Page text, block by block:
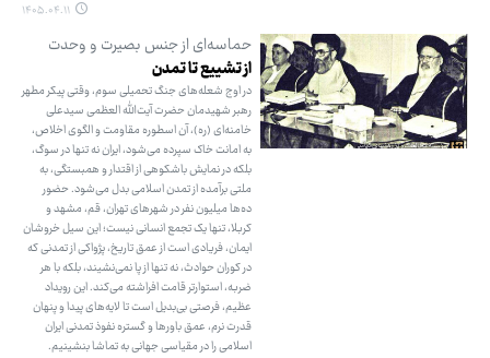
۱۴۰۵.۰۴.۱۱
حماسه‌ای از جنس بصیرت و وحدت
از تشییع تا تمدن
در اوج شعله‌های جنگ تحمیلی سوم، وقتی پیکر مطهر
رهبر شهیدمان حضرت آیت‌الله العظمی سیدعلی
خامنه‌ای (ره)، آن اسطوره مقاومت و الگوی اخلاص،
به امانت خاک سپرده می‌شود، ایران نه تنها در سوگ،
بلکه در نمایش باشکوهی از اقتدار و همبستگی، به
ملتی برآمده از تمدن اسلامی بدل می‌شود. حضور
ده‌ها میلیون نفر در شهرهای تهران، قم، مشهد و
کربلا، تنها یک تجمع انسانی نیست؛ این سیل خروشان
ایمان، فریادی است از عمق تاریخ، پژواکی از تمدنی که
در کوران حوادث، نه تنها از پا نمی‌نشیند، بلکه با هر
ضربه، استوارتر قامت افراشته می‌کند. این رویداد
عظیم، فرصتی بی‌بدیل است تا لایه‌های پیدا و پنهان
قدرت نرم، عمق باورها و گستره نفوذ تمدنی ایران
اسلامی را در مقیاسی جهانی به تماشا بنشینیم.